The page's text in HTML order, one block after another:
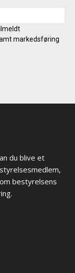
markedsføring
du blive et
bestyrelsens